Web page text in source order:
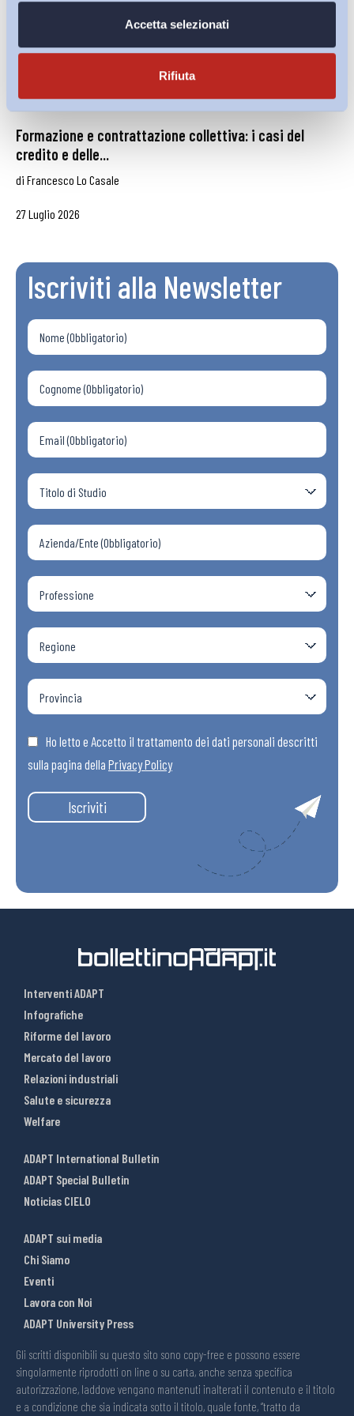
Accetta selezionati
Rifiuta
Formazione e contrattazione collettiva: i casi del
credito e delle...
di Francesco Lo Casale
27 Luglio 2026
Iscriviti alla Newsletter
Ho letto e Accetto il trattamento dei dati personali descritti
sulla pagina della Privacy Policy
Iscriviti
Interventi ADAPT
Infografiche
Riforme del lavoro
Mercato del lavoro
Relazioni industriali
Salute e sicurezza
Welfare
ADAPT International Bulletin
ADAPT Special Bulletin
Noticias CIELO
ADAPT sui media
Chi Siamo
Eventi
Lavora con Noi
ADAPT University Press
Gli scritti disponibili su questo sito sono copy-free e possono essere
singolarmente riprodotti on line o su carta, anche senza specifica
autorizzazione, laddove vengano mantenuti inalterati il contenuto e il titolo
e a condizione che sia indicata sotto il titolo, quale fonte, “tratto da